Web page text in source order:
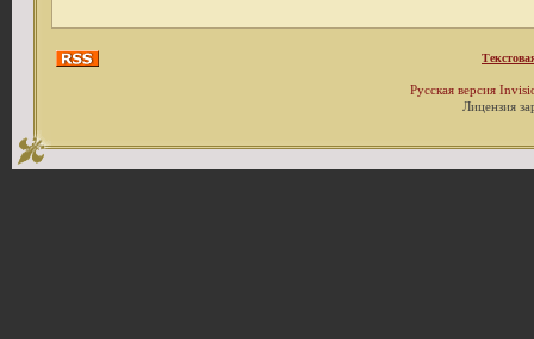
Русская версия
Лицензия